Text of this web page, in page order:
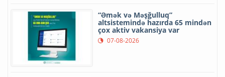
“Əmək və Məşğulluq”
altsistemində hazırda 65 mindən
çox aktiv vakansiya var
07-08-2026